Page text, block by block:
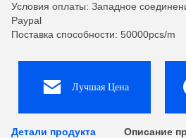
Условия оплаты: Западное
Paypal
Поставка способности: 50000pcs/m
Лучшая Цена
Детали продукта Описание